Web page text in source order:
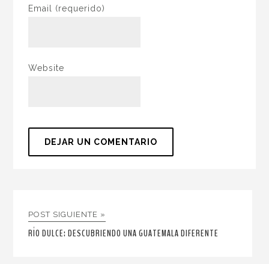
Email (requerido)
Website
POST SIGUIENTE »
RÍO DULCE: DESCUBRIENDO UNA GUATEMALA DIFERENTE